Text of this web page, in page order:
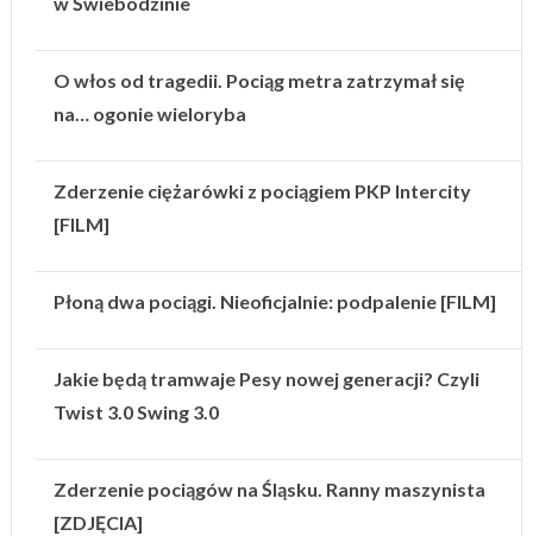
O włos od tragedii. Pociąg metra zatrzymał się
na… ogonie wieloryba
Zderzenie ciężarówki z pociągiem PKP Intercity
[FILM]
Płoną dwa pociągi. Nieoficjalnie: podpalenie [FILM]
Jakie będą tramwaje Pesy nowej generacji? Czyli
Twist 3.0 Swing 3.0
Zderzenie pociągów na Śląsku. Ranny maszynista
[ZDJĘCIA]